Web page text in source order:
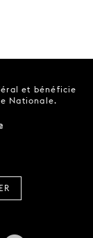
et bénéficie
Nationale.